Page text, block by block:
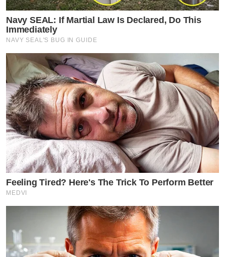
Navy SEAL: If Martial Law Is Declared, Do This
Immediately
NAVY SEAL'S BUG IN GUIDE
Feeling Tired? Here's The Trick To Perform Better
MEDVI